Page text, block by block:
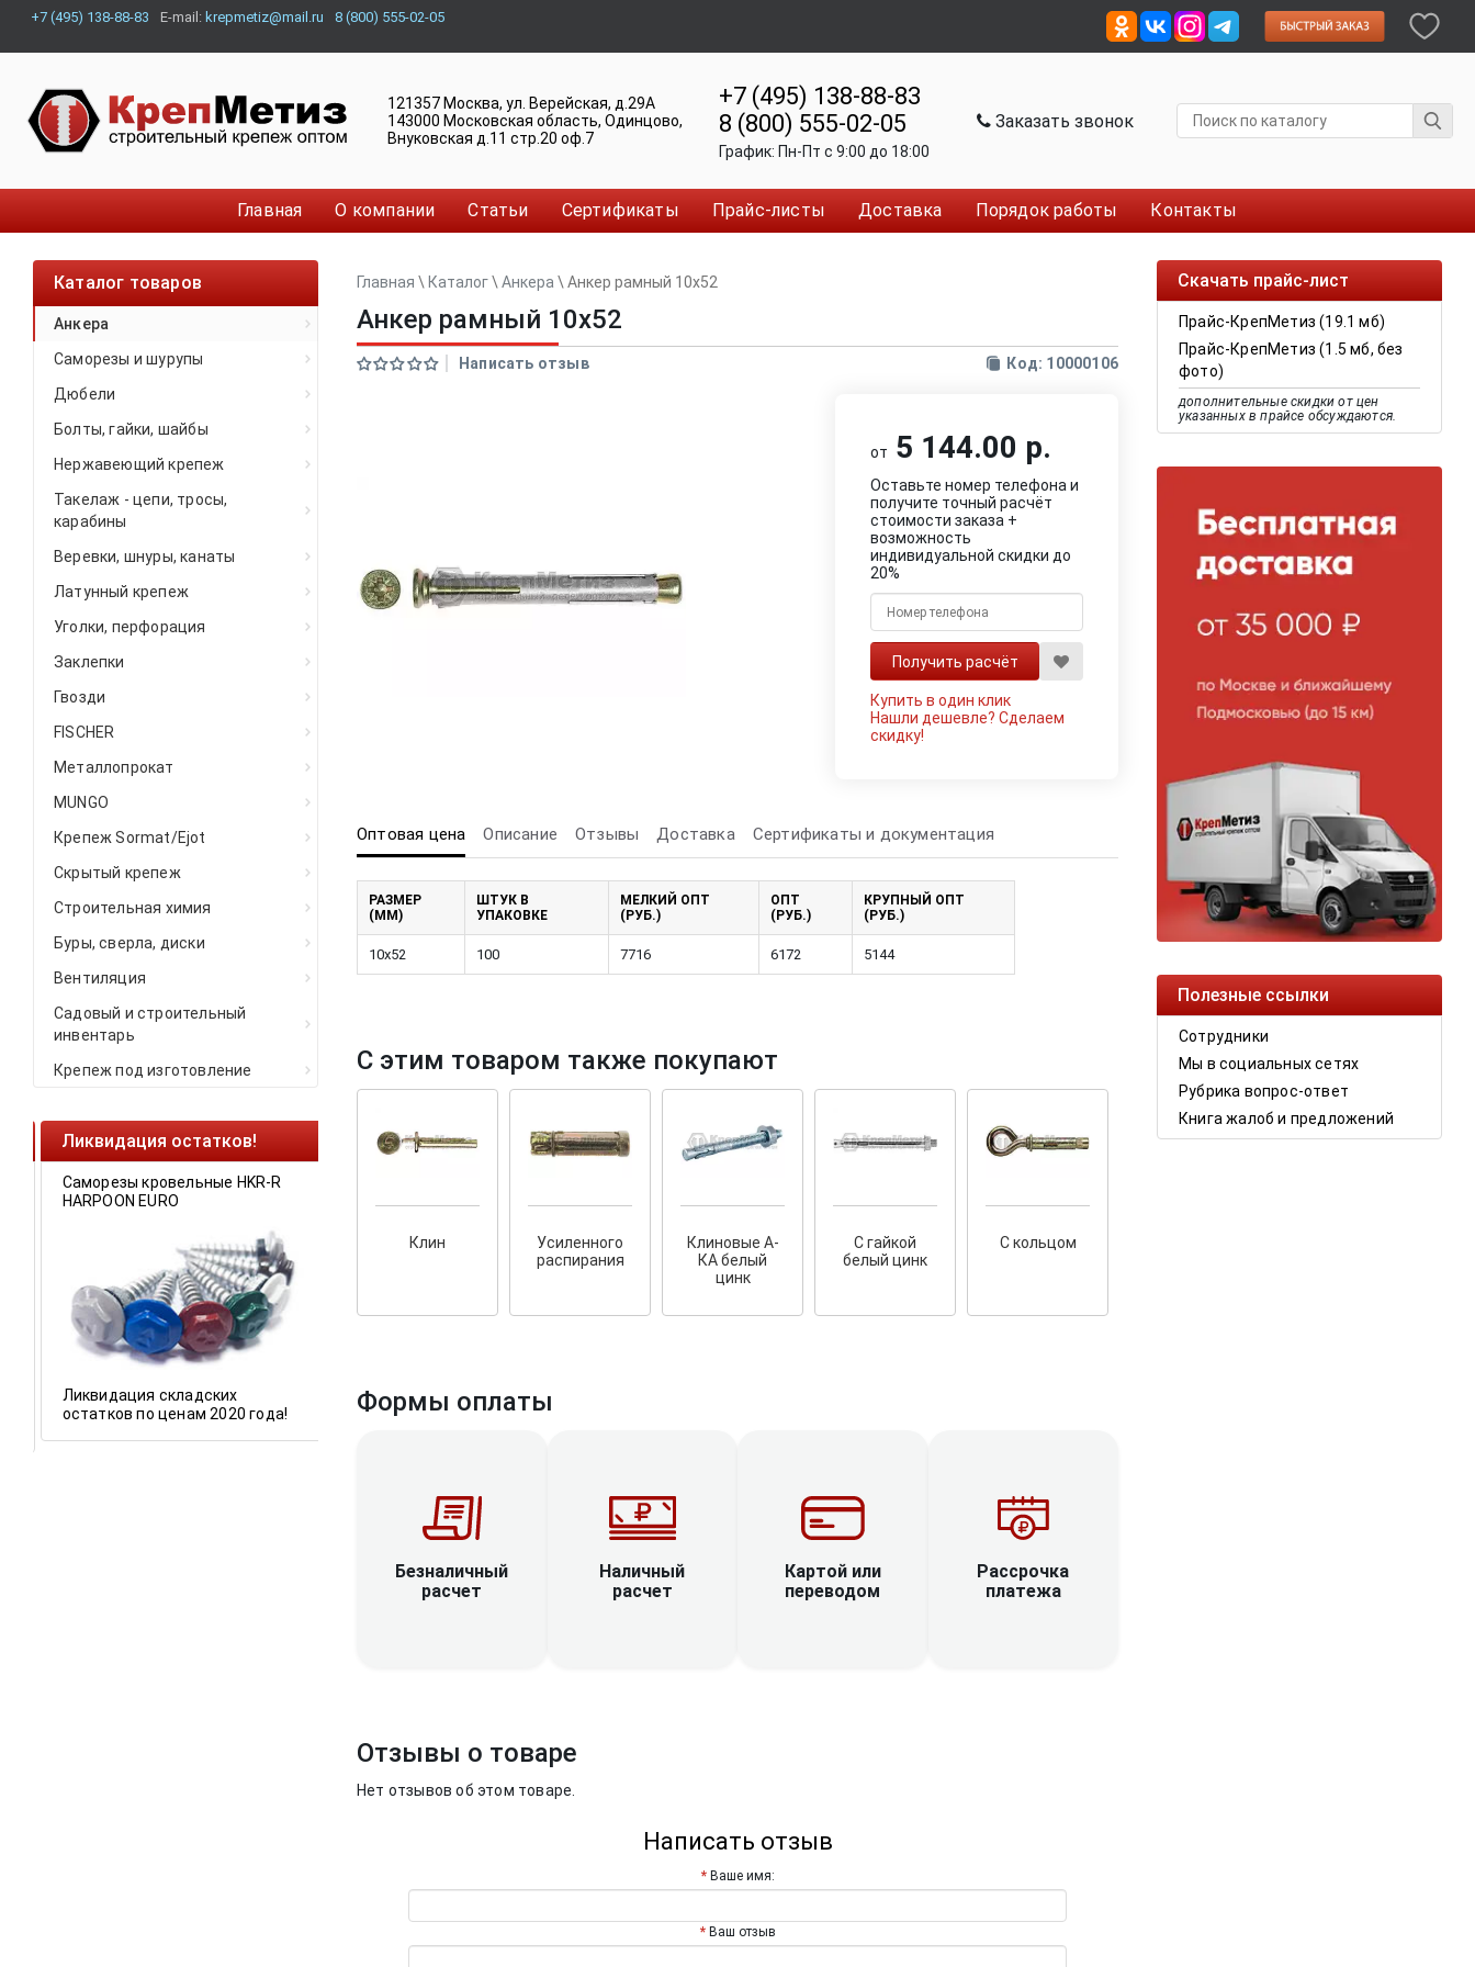
+7 (495) 138-88-83 E-mail: krepmetiz@mail.ru 8 (800) 555-02-05
121357 Москва, ул. Верейская, д.29А
143000 Московская область, Одинцово,
Внуковская д.11 стр.20 оф.7
+7 (495) 138-88-83
8 (800) 555-02-05
График: Пн-Пт c 9:00 до 18:00
Заказать звонок
Главная О компании Статьи Сертификаты Прайс-листы Доставка Порядок работы Контакты
Каталог товаров
Анкера
Саморезы и шурупы
Дюбели
Болты, гайки, шайбы
Нержавеющий крепеж
Такелаж - цепи, тросы,
карабины
Веревки, шнуры, канаты
Латунный крепеж
Уголки, перфорация
Заклепки
Гвозди
FISCHER
Металлопрокат
MUNGO
Крепеж Sormat/Ejot
Скрытый крепеж
Строительная химия
Буры, сверла, диски
Вентиляция
Садовый и строительный
инвентарь
Крепеж под изготовление
Ликвидация остатков!
Саморезы кровельные HKR-R
HARPOON EURO
Ликвидация складских
остатков по ценам 2020 года!
Cкрытый крепеж
У нас появился
крепеж для деревянных террас
Скачать прайс-лист
Прайс-КрепМетиз (19.1 мб)
Прайс-КрепМетиз (1.5 мб, без
фото)
дополнительные скидки от цен
указанных в прайсе обсуждаются.
Полезные ссылки
Сотрудники
Мы в социальных сетях
Рубрика вопрос-ответ
Книга жалоб и предложений
Главная \ Каталог\ Анкера \ Анкер рамный 10x52
Анкер рамный 10x52
Написать отзыв Код: 10000106
от 5 144.00 р.
Оставьте номер телефона и
получите точный расчёт
стоимости заказа +
возможность
индивидуальной скидки до
20%
Купить в один клик
Нашли дешевле?Сделаем
скидку!
Оптовая цена Описание Отзывы Доставка Сертификаты и документация
РАЗМЕР
(ММ)
ШТУК В
УПАКОВКЕ
МЕЛКИЙ ОПТ
(РУБ.)
ОПТ
(РУБ.)
КРУПНЫЙ ОПТ
(РУБ.)
10х52 100 7716 6172 5144
С этим товаром также покупают
Клин
Усиленного
распирания
Клиновые А-
КА белый
цинк
С гайкой
белый цинк
С кольцом
Формы оплаты
Безналичный
расчет
Наличный
расчет
Картой или
переводом
Рассрочка
платежа
Отзывы о товаре
Нет отзывов об этом товаре.
Написать отзыв
Ваше имя:
Ваш отзыв